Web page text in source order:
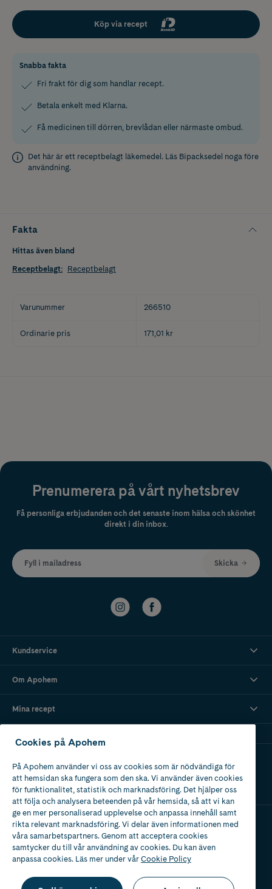
Köp via recept
Snabba fakta
Fri frakt för dig som handlar recept.
Betala enkelt med Klarna.
Få medicinen till dörren, brevlådan eller närmaste ombud.
Det här är ett receptbelagt läkemedel. Läs Bipacksedel noga före
användning.
Fakta
Hittas även bland
Receptbelagt: Receptbelagt
Varunummer 266510
Ordinarie pris 171,01 kr
Prenumerera på vårt nyhetsbrev
Få personliga erbjudanden och det senaste inom hälsa och skönhet
direkt i din inbox.
Fyll i mailadress Skicka
Kundservice
Om Apohem
Mina recept
Apotek med tillstånd
av Läkemedelsverket
Cookies på Apohem
På Apohem använder vi oss av cookies som är nödvändiga för
att hemsidan ska fungera som den ska. Vi använder även cookies
för funktionalitet, statistik och marknadsföring. Det hjälper oss
att följa och analysera beteenden på vår hemsida, så att vi kan
ge en mer personaliserad upplevelse och anpassa innehåll samt
rikta relevant marknadsföring. Vi delar även informationen med
våra samarbetspartners. Genom att acceptera cookies
samtycker du till vår användning av cookies. Du kan även
anpassa cookies. Läs mer under vårCookie Policy